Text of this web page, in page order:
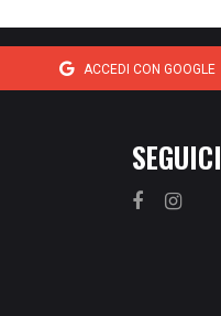
ACCEDI CON GOOGLE
SEGUICI